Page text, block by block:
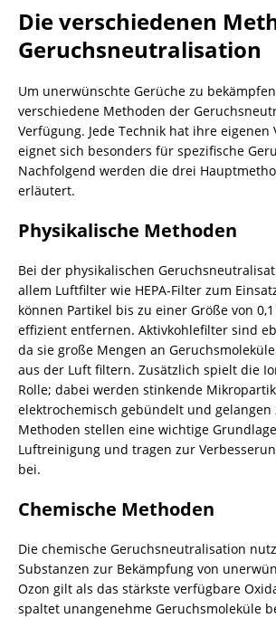
Die verschiedenen
Geruchsneutralisation
Um unerwünschte Gerüche zu
verschiedene Methoden der
Verfügung. Jede Technik hat ihre eigenen
eignet sich besonders für spezifische
Nachfolgend werden die drei
erläutert.
Physikalische Methoden
Bei der physikalischen
allem Luftfilter wie HEPA-Filter zum
können Partikel bis zu einer Größe von
effizient entfernen. Aktivkohlefilter sind
da sie große Mengen an
aus der Luft filtern. Zusätzlich spielt die
Rolle; dabei werden stinkende
elektrochemisch gebündelt und gelangen
Methoden stellen eine wichtige
Luftreinigung und tragen zur
bei.
Chemische Methoden
Die chemische Geruchsneutralisation
Substanzen zur Bekämpfung von
Ozon gilt als das stärkste verfügbare
spaltet unangenehme Geruchsmoleküle